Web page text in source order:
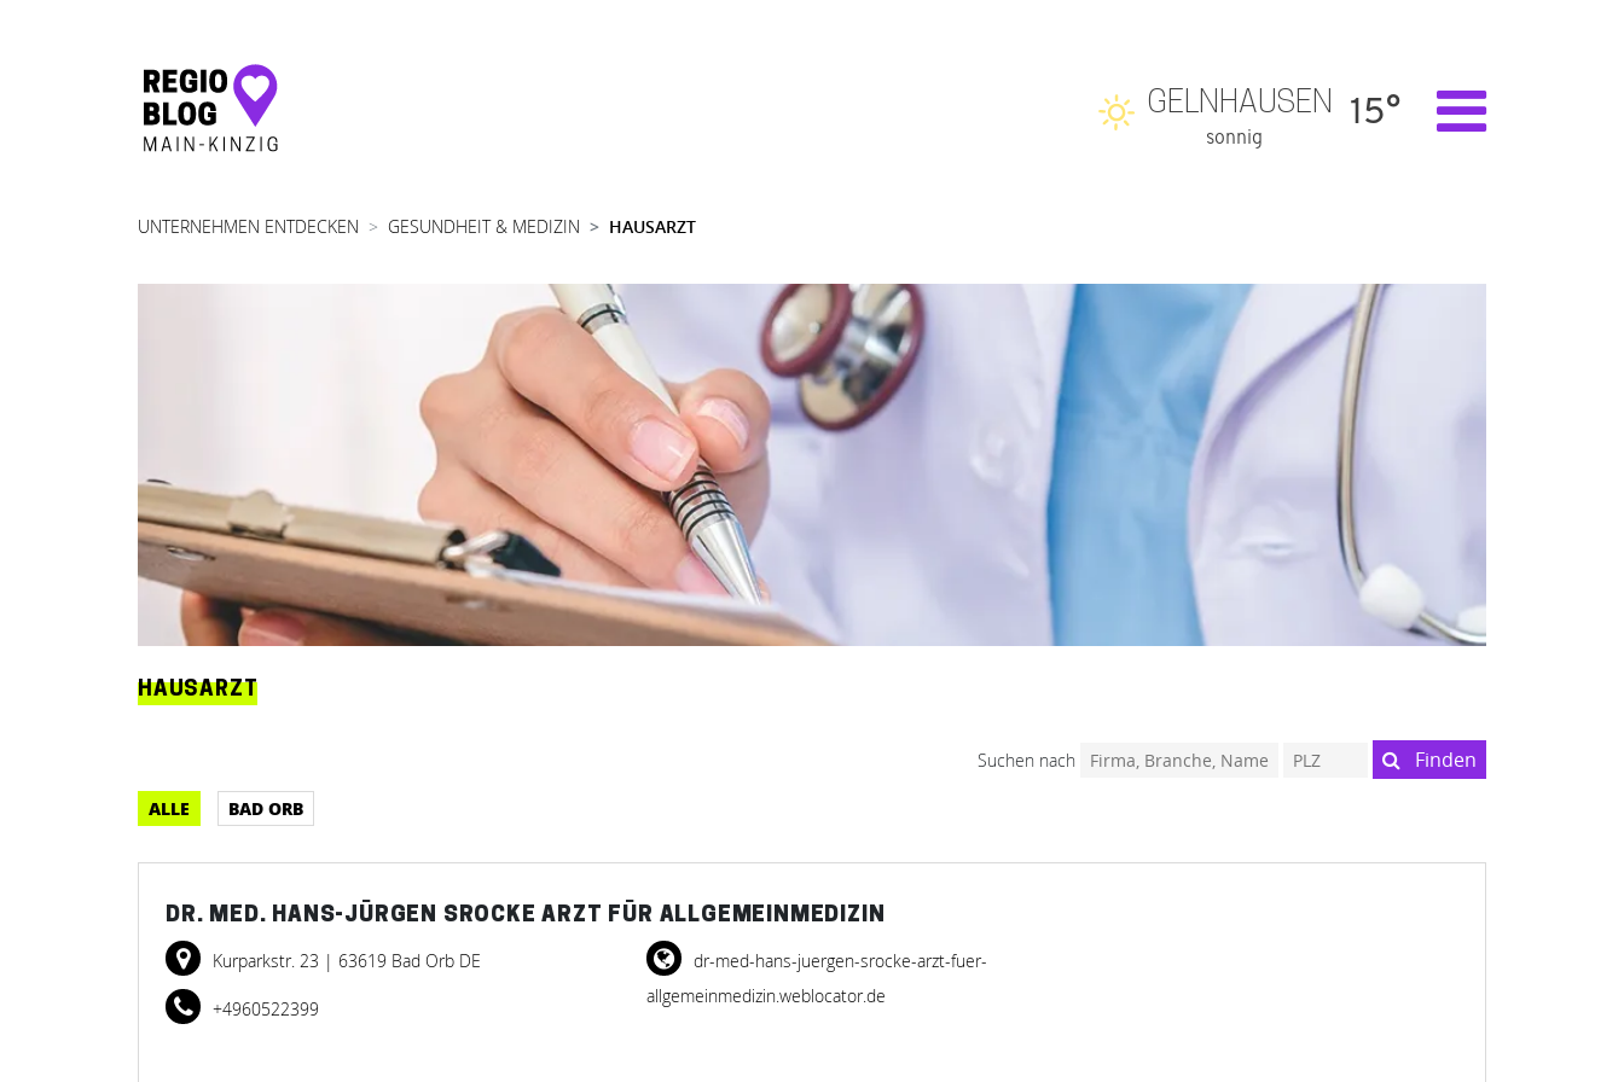
Hauptnavigation
GELNHAUSEN
sonnig
15°
UNTERNEHMEN ENTDECKEN GESUNDHEIT & MEDIZIN HAUSARZT
HAUSARZT
Suchen nach Finden
ALLE BAD ORB
DR. MED. HANS-JÜRGEN SROCKE ARZT FÜR ALLGEMEINMEDIZIN
Kurparkstr. 23 | 63619 Bad Orb DE
+4960522399
dr-med-hans-juergen-srocke-arzt-fuer-
allgemeinmedizin.weblocator.de